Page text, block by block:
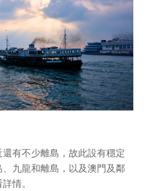
有不少離島，故此設有穩定
九龍和離島，以及澳門及鄰
情。